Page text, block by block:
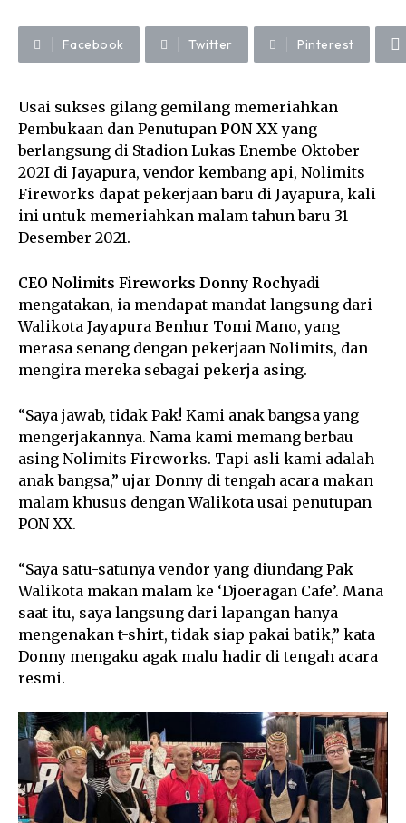
Facebook Twitter Pinterest
Usai sukses gilang gemilang memeriahkan
Pembukaan dan Penutupan PON XXyang
berlangsung di Stadion Lukas Enembe Oktober
202I di Jayapura, vendor kembang api, Nolimits
Fireworks dapat pekerjaan baru di Jayapura, kali
ini untuk memeriahkan malam tahun baru 31
Desember 2021.
CEO Nolimits Fireworks Donny Rochyadi
mengatakan, ia mendapat mandat langsung dari
Walikota Jayapura Benhur Tomi Mano, yang
merasa senang dengan pekerjaan Nolimits, dan
mengira mereka sebagai pekerja asing.
“Saya jawab, tidak Pak! Kami anak bangsa yang
mengerjakannya. Nama kami memang berbau
asing Nolimits Fireworks. Tapi asli kami adalah
anak bangsa,” ujar Donny di tengah acara makan
malam khusus dengan Walikota usai penutupan
PON XX.
“Saya satu-satunya vendor yang diundang Pak
Walikota makan malam ke ‘Djoeragan Cafe’. Mana
saat itu, saya langsung dari lapangan hanya
mengenakan t-shirt, tidak siap pakai batik,” kata
Donny mengaku agak malu hadir di tengah acara
resmi.